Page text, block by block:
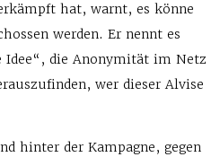
hat, warnt, es könne
werden. Er nennt es
Idee“, die Anonymität im Netz
wer dieser Alvise
hinter der Kampagne, gegen